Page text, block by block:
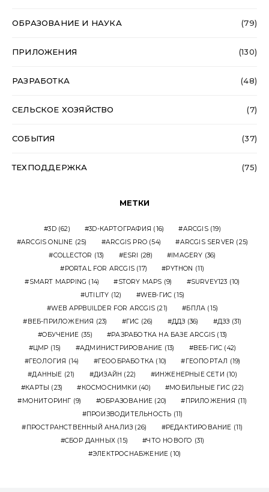
ОБРАЗОВАНИЕ И НАУКА (79)
ПРИЛОЖЕНИЯ (130)
РАЗРАБОТКА (48)
СЕЛЬСКОЕ ХОЗЯЙСТВО (7)
СОБЫТИЯ (37)
ТЕХПОДДЕРЖКА (75)
МЕТКИ
3D(62) 3D-КАРТОГРАФИЯ (16) ARCGIS(19)
ARCGIS ONLINE (25) ARCGIS PRO (54) ARCGIS SERVER (25)
COLLECTOR (13) ESRI (28) IMAGERY (36)
PORTAL FOR ARCGIS (17) PYTHON (11)
SMART MAPPING (14) STORY MAPS (9) SURVEY123 (10)
UTILITY (12) WEB-ГИС (15)
WEB APPBUILDER FOR ARCGIS(21) БПЛА (15)
ВЕБ-ПРИЛОЖЕНИЯ (23) ГИС (26) ДДЗ (36) ДЗЗ (31)
ОБУЧЕНИЕ (35) РАЗРАБОТКА НА БАЗЕ ARCGIS (13)
ЦМР (15) АДМИНИСТРИРОВАНИЕ (13) ВЕБ-ГИС (42)
ГЕОЛОГИЯ (14) ГЕООБРАБОТКА (10) ГЕОПОРТАЛ (19)
ДАННЫЕ (21) ДИЗАЙН (22) ИНЖЕНЕРНЫЕ СЕТИ (10)
КАРТЫ (23) КОСМОСНИМКИ (40) МОБИЛЬНЫЕ ГИС(22)
МОНИТОРИНГ (9) ОБРАЗОВАНИЕ (20) ПРИЛОЖЕНИЯ (11)
ПРОИЗВОДИТЕЛЬНОСТЬ (11)
ПРОСТРАНСТВЕННЫЙ АНАЛИЗ (26) РЕДАКТИРОВАНИЕ (11)
СБОР ДАННЫХ (15) ЧТО НОВОГО (31)
ЭЛЕКТРОСНАБЖЕНИЕ (10)